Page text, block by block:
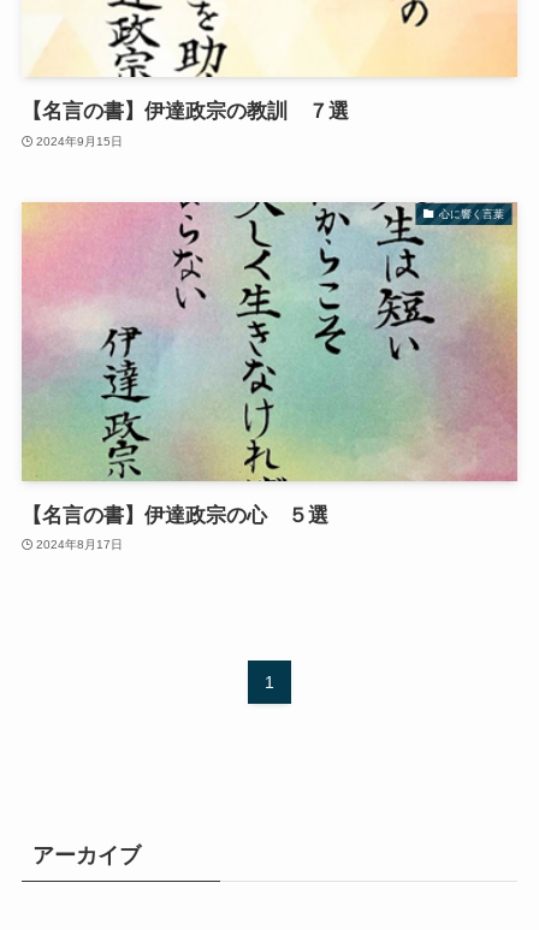
【名言の書】伊達政宗の教訓 ７選
2024年9月15日
心に響く言葉
【名言の書】伊達政宗の心 ５選
2024年8月17日
1
アーカイブ